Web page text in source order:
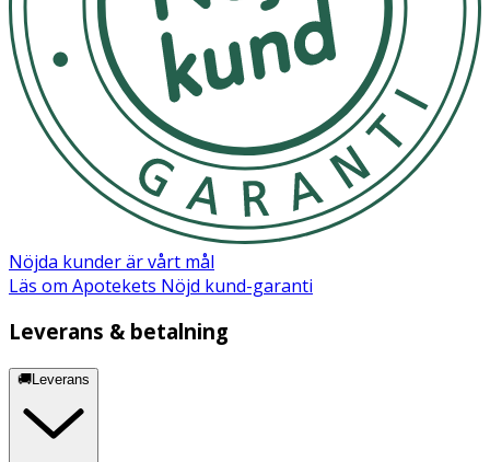
Nöjda kunder är vårt mål
Läs om Apotekets Nöjd kund-garanti
Leverans & betalning
🚚Leverans